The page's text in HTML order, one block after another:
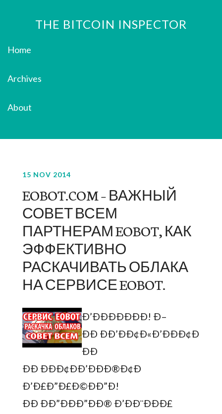
THE BITCOIN INSPECTOR
Home
Archives
About
15 NOV 2014
EOBOT.COM – ВАЖНЫЙ
СОВЕТ ВСЕМ
ПАРТНЕРАМ EOBOT, КАК
ЭФФЕКТИВНО
РАСКАЧИВАТЬ ОБЛАКА
НА СЕРВИСЕ EOBOT.
Ð’ÐÐÐÐÐÐÐ! Ð–
ÐÐ ÐÐ’ÐÐ¢Ð«Ð’ÐÐÐ¢Ð
ÐÐ
ÐÐ ÐÐÐ¢ÐÐ’ÐÐÐ®Ð¢Ð
Ð’Ð£Ð”Ð£Ð©ÐÐ”Ð!
ÐÐ ÐÐ”ÐÐÐ”ÐÐ® Ð’ÐÐ¨ÐÐÐ£